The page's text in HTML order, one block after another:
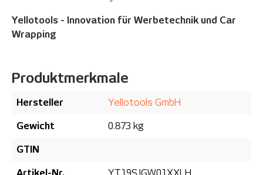
Yellotools - Innovation für Werbetechnik und Car
Wrapping
Produktmerkmale
Hersteller Yellotools GmbH
Gewicht 0.873 kg
GTIN